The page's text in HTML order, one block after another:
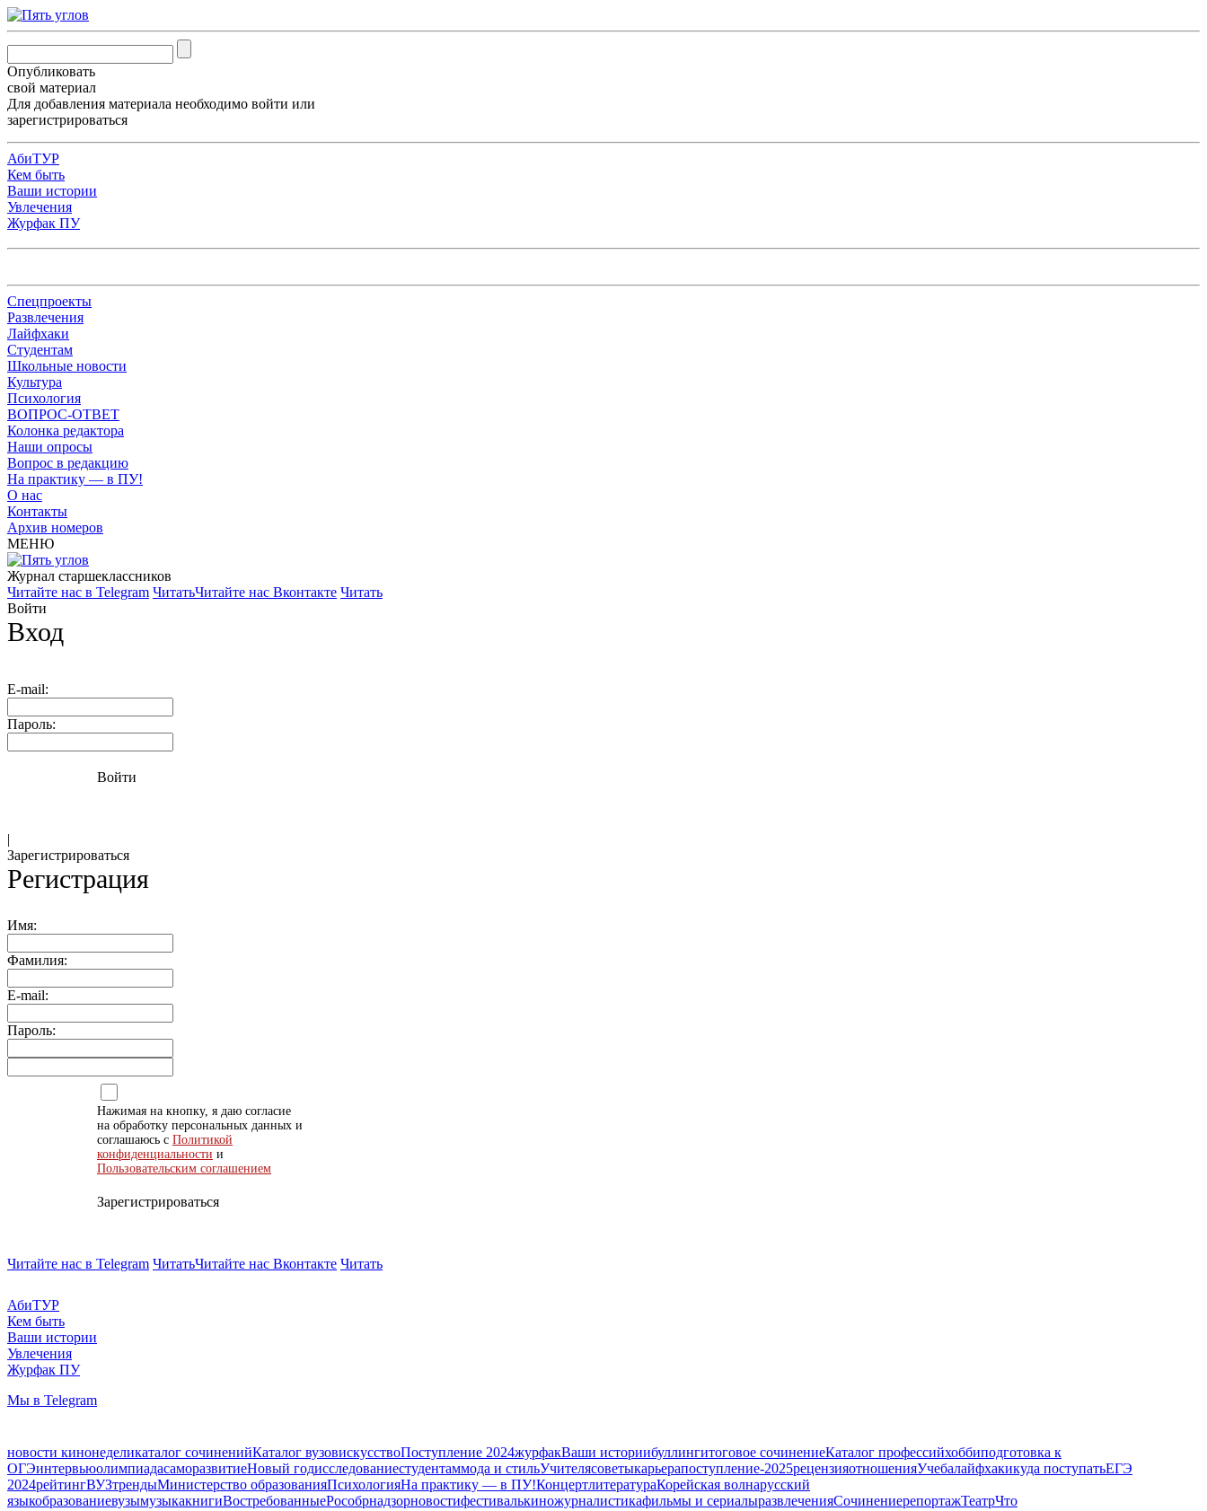
Опубликовать
свой материал
Для добавления материала необходимо войти или
зарегистрироваться
АбиТУР
Кем быть
Ваши истории
Увлечения
Журфак ПУ
Спецпроекты
Развлечения
Лайфхаки
Студентам
Школьные новости
Культура
Психология
ВОПРОС-ОТВЕТ
Колонка редактора
Наши опросы
Вопрос в редакцию
На практику — в ПУ!
О нас
Контакты
Архив номеров
МЕНЮ
Журнал старшекласcников
Читайте нас в Telegram ЧитатьЧитайте нас Вконтакте Читать
Войти
Вход
E-mail:
Пароль:
Войти
|
Зарегистрироваться
Регистрация
Имя:
Фамилия:
E-mail:
Пароль:
Нажимая на кнопку, я даю согласие
на обработку персональных данных и
соглашаюсь с Политикой
конфиденциальности и
Пользовательским соглашением
Зарегистрироваться
Читайте нас в Telegram ЧитатьЧитайте нас Вконтакте Читать
АбиТУР
Кем быть
Ваши истории
Увлечения
Журфак ПУ
Мы в Telegram
новости кинонеделикаталог сочиненийКаталог вузовискусствоПоступление 2024журфакВаши историибуллингитоговое сочинениеКаталог профессийхоббиподготовка к
ОГЭинтервьюолимпиадасаморазвитиеНовый годисследованиестудентаммода и стильУчителясоветыкарьерапоступление-2025рецензияотношенияУчебалайфхакикуда поступатьЕГЭ
2024рейтингВУЗтрендыМинистерство образованияПсихологияНа практику — в ПУ!КонцертлитератураКорейская волнарусский
языкобразованиевузымузыкакнигиВостребованныеРособрнадзорновостифестивалькиножурналистикафильмы и сериалыразвлеченияСочинениерепортажТеатрЧто